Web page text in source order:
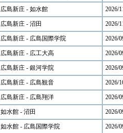
広島新庄 - 如水館 2026/
広島新庄 - 沼田 2026/
広島新庄 - 広島国際学院 2026/
広島新庄 - 広工大高 2026/
広島新庄 - 銀河学院 2026/
広島新庄 - 広島観音 2026/
広島新庄 - 広島翔洋 2026/
如水館 - 沼田 2026/
如水館 - 広島国際学院 2026/